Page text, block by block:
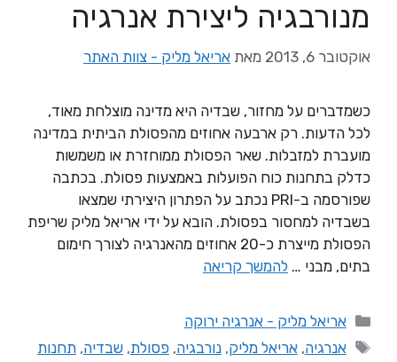
מנורבגיה ליצירת אנרגיה
אוקטובר 6, 2013 מאת אריאל מליק - צוות האתר
כשמדברים על מחזור, שבדיה היא מדינה מוצלחת מאוד,
לכל הדעות. רק ארבעה אחוזים מהפסולת הביתית במדינה
מועברת למזבלות. שאר הפסולת ממוחזרת או משמשות
כדלק בתחנות כוח הפועלות באמצעות פסולת. בכתבה
שפורסמה ב-PRI נכתב על הפתרון היצירתי שמצאו
בשבדיה למחסור בפסולת. הובא על ידי אריאל מליק שריפת
הפסולת מייצרת כ-20 אחוזים מהאנרגיה לצורך חימום
בתים, מבני … להמשך קריאה
אריאל מליק - אנרגיה ירוקה
אנרגיה,אריאל מליק,נורבגיה,פסולת,שבדיה,תחנות